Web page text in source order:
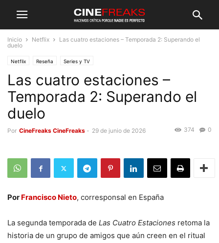
Inicio Netflix
Las cuatro estaciones – Temporada 2: Superando el
duelo
Netflix Reseña Series y TV
Las cuatro estaciones –
Temporada 2: Superando el
duelo
Por CineFreaks CineFreaks - 29 de junio de 2026 0
374
Por Francisco Nieto, corresponsal en España
La segunda temporada de Las Cuatro Estaciones retoma la
historia de un grupo de amigos que aún creen en el ritual